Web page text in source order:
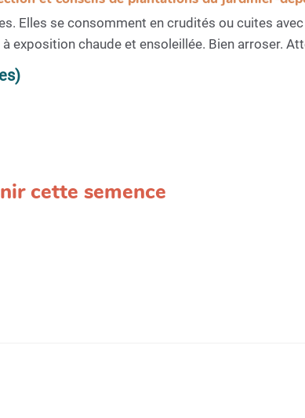
Elles se consomment en crudités ou cuites
exposition chaude et ensoleillée. Bien arroser.
cette semence